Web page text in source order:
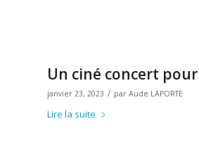
Un ciné concert
janvier 23, 2023 / par Aude LAPORTE
Lire la suite